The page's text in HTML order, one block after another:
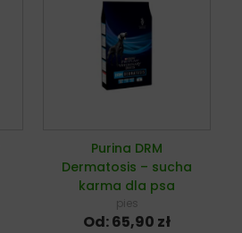
Purina DRM
Dermatosis – sucha
karma dla psa
pies
Od:65,90 zł